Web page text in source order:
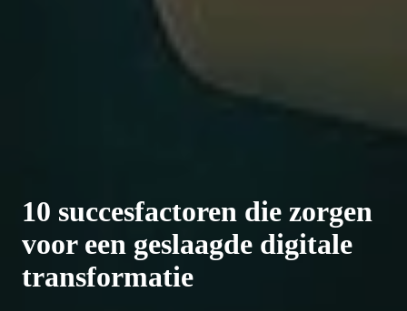
10 succesfactoren die zorgen
voor een geslaagde digitale
transformatie